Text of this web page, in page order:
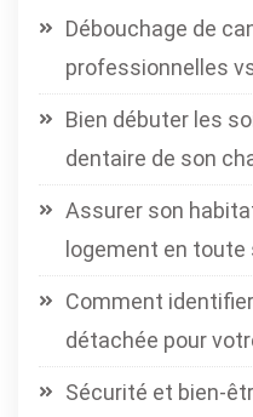
Débouchage de
professionnelles
Bien débuter les
dentaire de son
Assurer son
logement en toute
Comment
détachée pour
Sécurité et bien-